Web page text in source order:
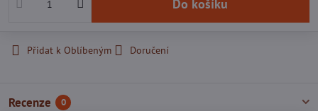
Do košíku
Přidat k Oblíbeným Doručení
Recenze 0